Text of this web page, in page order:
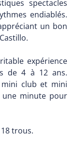
spectacles
endiablés.
un bon
expérience
de 4 à 12 ans.
mini club et mini
une minute pour
trous.